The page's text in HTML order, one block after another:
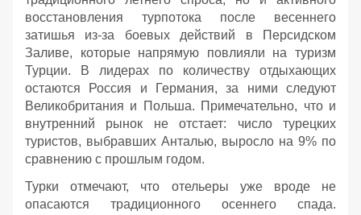
восстановления турпотока после весеннего
затишья из-за боевых действий в Персидском
Заливе, которые напрямую повлияли на туризм
Турции. В лидерах по количеству отдыхающих
остаются Россия и Германия, за ними следуют
Великобритания и Польша. Примечательно, что и
внутренний рынок не отстает: число турецких
туристов, выбравших Анталью, выросло на 9% по
сравнению с прошлым годом.
Турки отмечают, что отельеры уже вроде не
опасаются традиционного осеннего спада.